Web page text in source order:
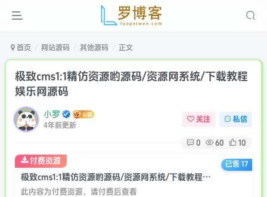
首页 网站源码 其他源码 正文
极致cms1:1精仿资源哟源码/资源网系统/下载教程
娱乐网源码
小罗
4年前更新
关注 私信
0 60 10
极致cms1:1精仿资源哟源码/资源网系统/下载教程娱乐网源码
此内容为付费资源，请付费后查看
付费资源 已售 17